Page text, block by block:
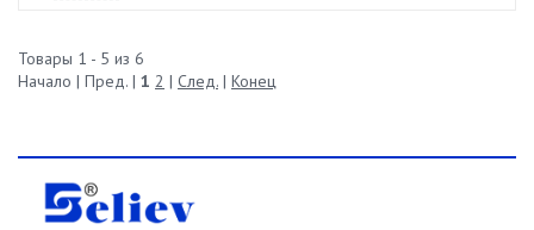
Товары 1 - 5 из 6
Начало | Пред. | 1 2 | След. | Конец